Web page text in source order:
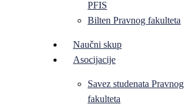
PFIS
Bilten Pravnog fakulteta
Naučni skup
Asocijacije
Savez studenata Pravnog
fakulteta